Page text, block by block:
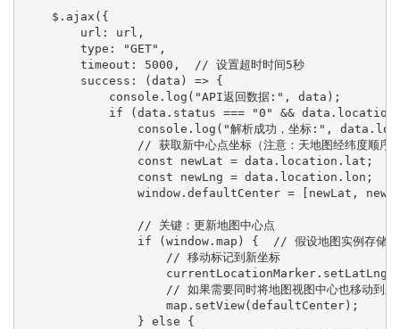
$.ajax({
url: url,
type: "GET",
timeout: 5000,  // 设置超时时间5秒
success: (data) => {
console.log("API返回数据:", data);
if (data.status === "0" &&
console.log("解析成功，坐标:",
// 获取新中心点坐标（注意：天地图经纬度顺序通常
const newLat = data.location.lat;  //
const newLng = data.location.lon;  //
window.defaultCenter = [newLat, newLng];
// 关键：更新地图中心点
if (window.map) {  // 假设地图实例存储在全局
// 移动标记到新坐标
// 如果需要同时将地图视图中心也移动到新坐标，可
map.setView(defaultCenter);
} else {